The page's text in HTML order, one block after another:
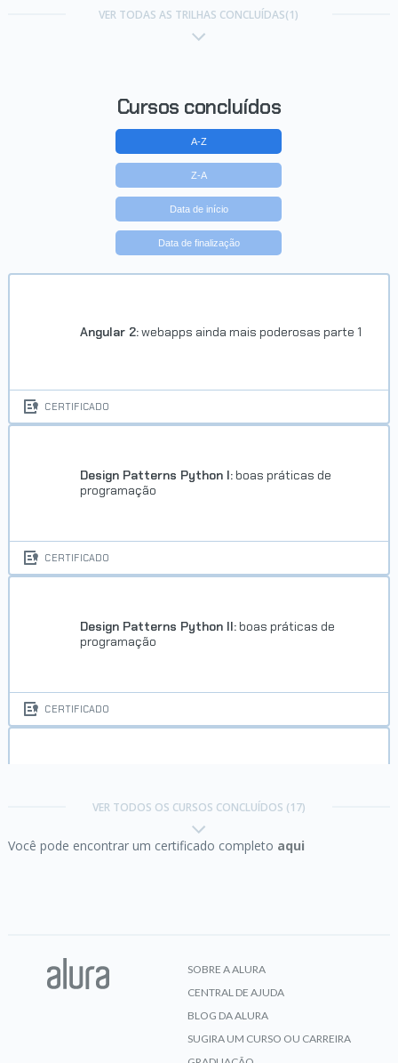
VER TODAS AS TRILHAS CONCLUÍDAS(1)
Cursos concluídos
A-Z
Z-A
Data de início
Data de finalização
Angular 2:webapps ainda mais poderosas parte 1
CERTIFICADO
Design Patterns Python I: boas práticas de
programação
CERTIFICADO
Design Patterns Python II: boas práticas de
programação
CERTIFICADO
VER TODOS OS CURSOS CONCLUÍDOS (17)
Você pode encontrar um certificado completo aqui
SOBRE A ALURA
CENTRAL DE AJUDA
BLOG DA ALURA
SUGIRA UM CURSO OU CARREIRA